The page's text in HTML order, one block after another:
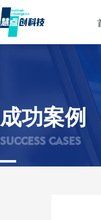
成功案例
SUCCESS CASES